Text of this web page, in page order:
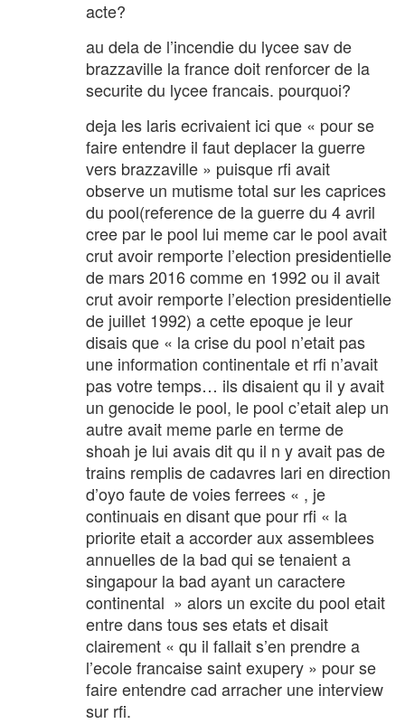
acte?
au dela de l’incendie du lycee sav de
brazzaville la france doit renforcer de la
securite du lycee francais. pourquoi?
deja les laris ecrivaient ici que « pour se
faire entendre il faut deplacer la guerre
vers brazzaville » puisque rfi avait
observe un mutisme total sur les caprices
du pool(reference de la guerre du 4 avril
cree par le pool lui meme car le pool avait
crut avoir remporte l’election presidentielle
de mars 2016 comme en 1992 ou il avait
crut avoir remporte l’election presidentielle
de juillet 1992) a cette epoque je leur
disais que « la crise du pool n’etait pas
une information continentale et rfi n’avait
pas votre temps… ils disaient qu il y avait
un genocide le pool, le pool c’etait alep un
autre avait meme parle en terme de
shoah je lui avais dit qu il n y avait pas de
trains remplis de cadavres lari en direction
d’oyo faute de voies ferrees « , je
continuais en disant que pour rfi « la
priorite etait a accorder aux assemblees
annuelles de la bad qui se tenaient a
singapour la bad ayant un caractere
continental » alors un excite du pool etait
entre dans tous ses etats et disait
clairement « qu il fallait s’en prendre a
l’ecole francaise saint exupery » pour se
faire entendre cad arracher une interview
sur rfi.